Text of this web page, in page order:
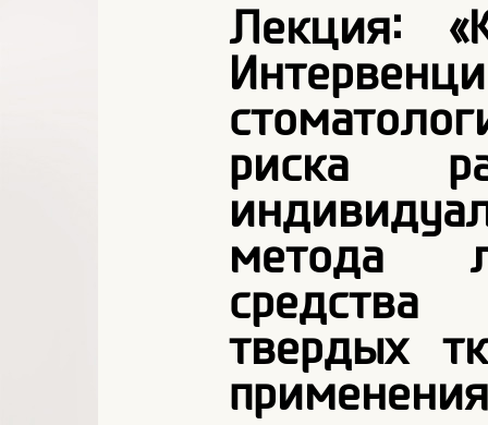
Лекция:
риска
метода
средства
твердых